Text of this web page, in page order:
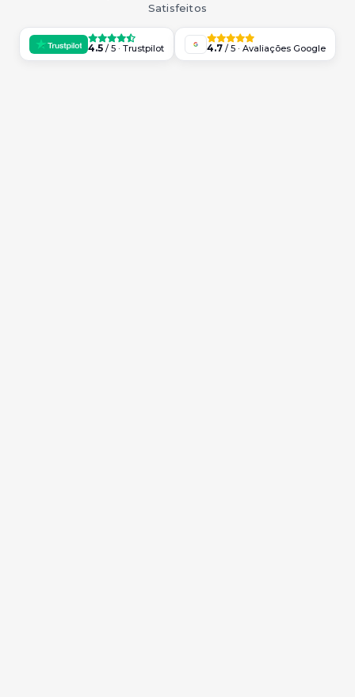
Satisfeitos
4.5/ 5 · Trustpilot 4.7/ 5 · Avaliações Google